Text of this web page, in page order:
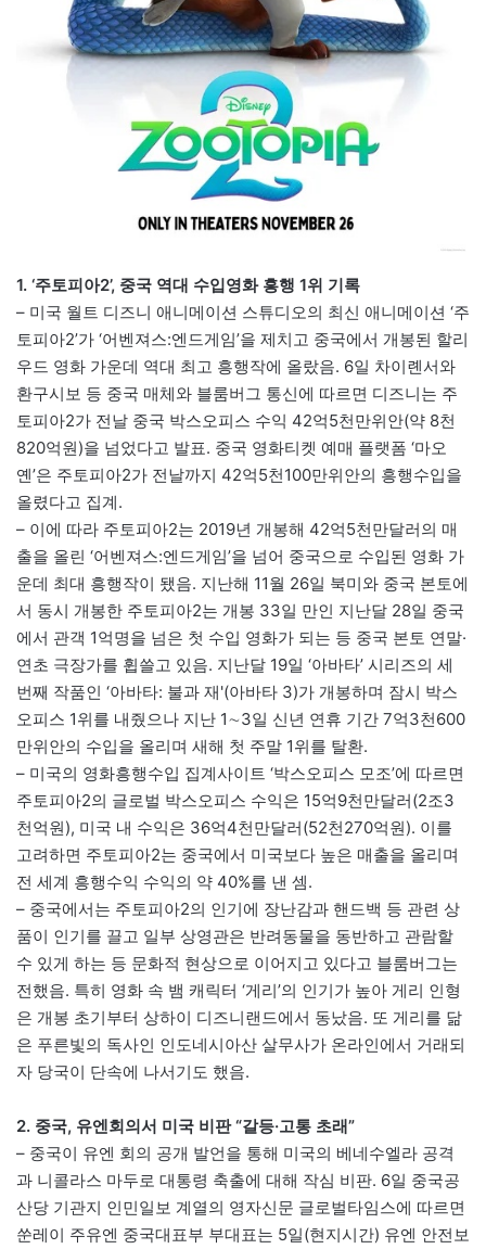
1. ‘주토피아2’, 중국 역대 수입영화 흥행 1위 기록
– 미국 월트 디즈니 애니메이션 스튜디오의 최신 애니메이션 ‘주
토피아2’가 ‘어벤져스:엔드게임’을 제치고 중국에서 개봉된 할리
우드 영화 가운데 역대 최고 흥행작에 올랐음. 6일 차이롄서와
환구시보 등 중국 매체와 블룸버그 통신에 따르면 디즈니는 주
토피아2가 전날 중국 박스오피스 수익 42억5천만위안(약 8천
820억원)을 넘었다고 발표. 중국 영화티켓 예매 플랫폼 ‘마오
옌’은 주토피아2가 전날까지 42억5천100만위안의 흥행수입을
올렸다고 집계.
– 이에 따라 주토피아2는 2019년 개봉해 42억5천만달러의 매
출을 올린 ‘어벤져스:엔드게임’을 넘어 중국으로 수입된 영화 가
운데 최대 흥행작이 됐음. 지난해 11월 26일 북미와 중국 본토에
서 동시 개봉한 주토피아2는 개봉 33일 만인 지난달 28일 중국
에서 관객 1억명을 넘은 첫 수입 영화가 되는 등 중국 본토 연말·
연초 극장가를 휩쓸고 있음. 지난달 19일 ‘아바타’ 시리즈의 세
번째 작품인 ‘아바타: 불과 재'(아바타 3)가 개봉하며 잠시 박스
오피스 1위를 내줬으나 지난 1∼3일 신년 연휴 기간 7억3천600
만위안의 수입을 올리며 새해 첫 주말 1위를 탈환.
– 미국의 영화흥행수입 집계사이트 ‘박스오피스 모조’에 따르면
주토피아2의 글로벌 박스오피스 수익은 15억9천만달러(2조3
천억원), 미국 내 수익은 36억4천만달러(52천270억원). 이를
고려하면 주토피아2는 중국에서 미국보다 높은 매출을 올리며
전 세계 흥행수익 수익의 약 40%를 낸 셈.
– 중국에서는 주토피아2의 인기에 장난감과 핸드백 등 관련 상
품이 인기를 끌고 일부 상영관은 반려동물을 동반하고 관람할
수 있게 하는 등 문화적 현상으로 이어지고 있다고 블룸버그는
전했음. 특히 영화 속 뱀 캐릭터 ‘게리’의 인기가 높아 게리 인형
은 개봉 초기부터 상하이 디즈니랜드에서 동났음. 또 게리를 닮
은 푸른빛의 독사인 인도네시아산 살무사가 온라인에서 거래되
자 당국이 단속에 나서기도 했음.
2. 중국, 유엔회의서 미국 비판 “갈등·고통 초래”
– 중국이 유엔 회의 공개 발언을 통해 미국의 베네수엘라 공격
과 니콜라스 마두로 대통령 축출에 대해 작심 비판. 6일 중국공
산당 기관지 인민일보 계열의 영자신문 글로벌타임스에 따르면
쑨레이 주유엔 중국대표부 부대표는 5일(현지시간) 유엔 안전보